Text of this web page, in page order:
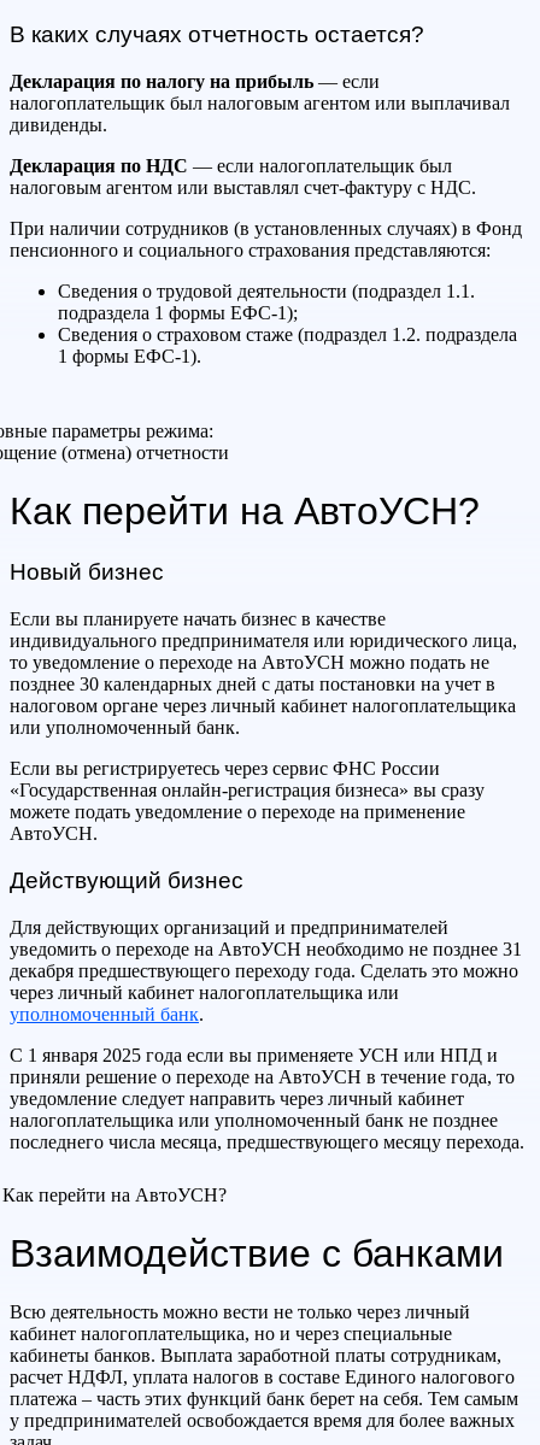
В каких случаях отчетность остается?
Декларация по налогу на прибыль — если
налогоплательщик был налоговым агентом или выплачивал
дивиденды.
Декларация по НДС — если налогоплательщик был
налоговым агентом или выставлял счет-фактуру с НДС.
При наличии сотрудников (в установленных случаях) в Фонд
пенсионного и социального страхования представляются:
Сведения о трудовой деятельности (подраздел 1.1.
подраздела 1 формы ЕФС-1);
Сведения о страховом стаже (подраздел 1.2. подраздела
1 формы ЕФС-1).
параметры режима:
(отмена) отчетности
Как перейти на АвтоУСН?
Новый бизнес
Если вы планируете начать бизнес в качестве
индивидуального предпринимателя или юридического лица,
то уведомление о переходе на АвтоУСН можно подать не
позднее 30 календарных дней с даты постановки на учет в
налоговом органе через личный кабинет налогоплательщика
или уполномоченный банк.
Если вы регистрируетесь через сервис ФНС России
«Государственная онлайн-регистрация бизнеса» вы сразу
можете подать уведомление о переходе на применение
АвтоУСН.
Действующий бизнес
Для действующих организаций и предпринимателей
уведомить о переходе на АвтоУСН необходимо не позднее 31
декабря предшествующего переходу года. Сделать это можно
через личный кабинет налогоплательщика или
уполномоченный банк.
С 1 января 2025 года если вы применяете УСН или НПД и
приняли решение о переходе на АвтоУСН в течение года, то
уведомление следует направить через личный кабинет
налогоплательщика или уполномоченный банк не позднее
последнего числа месяца, предшествующего месяцу перехода.
Как перейти на АвтоУСН?
Взаимодействие с банками
Всю деятельность можно вести не только через личный
кабинет налогоплательщика, но и через специальные
кабинеты банков. Выплата заработной платы сотрудникам,
расчет НДФЛ, уплата налогов в составе Единого налогового
платежа – часть этих функций банк берет на себя. Тем самым
у предпринимателей освобождается время для более важных